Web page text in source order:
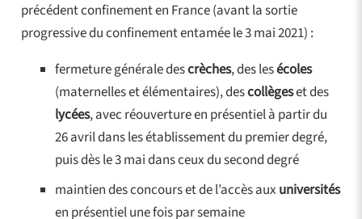
précédent confinement en France (avant la sortie
progressive du confinement entamée le 3 mai 2021) :
fermeture générale descrèches, des lesécoles
(maternelles et élémentaires), descollègeset des
lycées, avec réouverture en présentiel à partir du
26 avril dans les établissement du premier degré,
puis dès le 3 mai dans ceux du second degré
maintien des concours et de l’accès aux universités
en présentiel une fois par semaine